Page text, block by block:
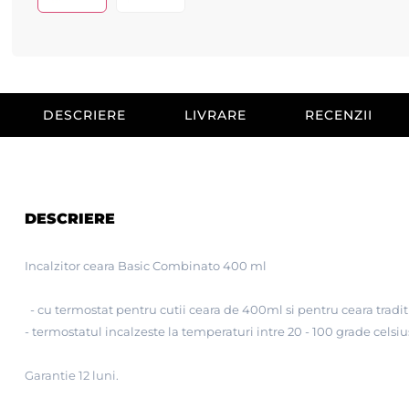
DESCRIERE LIVRARE RECENZII
DESCRIERE
Incalzitor ceara Basic Combinato 400 ml
- cu termostat pentru cutii ceara de 400ml si pentru ceara
- termostatul incalzeste la temperaturi intre 20 - 100 grade
Garantie 12 luni.